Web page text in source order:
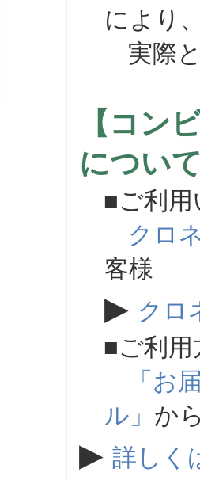
により
実際と
【コン
につい
■ご利用
クロ
客様
▶ クロ
■ご利用
「お
ル」 か
▶ 詳しく